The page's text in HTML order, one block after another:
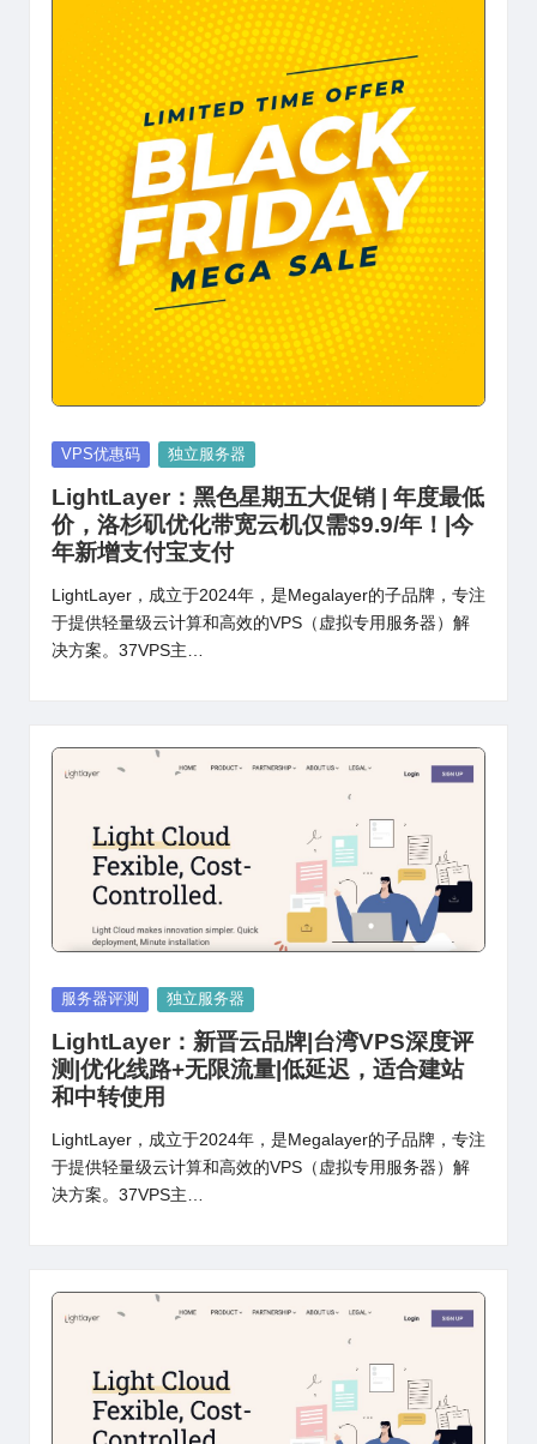
Posted
VPS优惠码 独立服务器
LightLayer：黑色星期五大促销 | 年度最低
价，洛杉矶优化带宽云机仅需$9.9/年！|今
年新增支付宝支付
LightLayer，成立于2024年，是Megalayer的子品牌，专注
于提供轻量级云计算和高效的VPS（虚拟专用服务器）解
决方案。37VPS主…
Posted
服务器评测 独立服务器
LightLayer：新晋云品牌|台湾VPS深度评
测|优化线路+无限流量|低延迟，适合建站
和中转使用
LightLayer，成立于2024年，是Megalayer的子品牌，专注
于提供轻量级云计算和高效的VPS（虚拟专用服务器）解
决方案。37VPS主…